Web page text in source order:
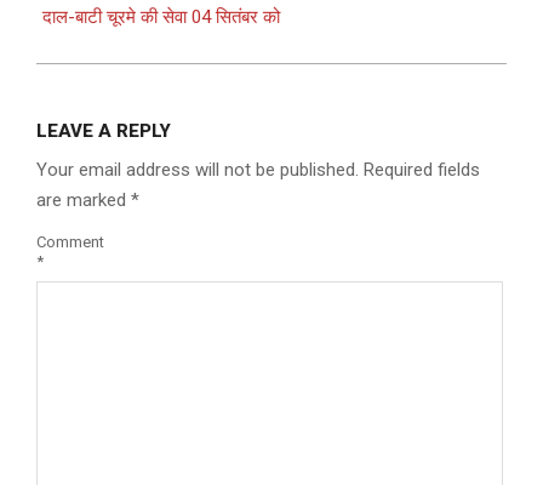
दाल-बाटी चूरमे की सेवा 04 सितंबर को
LEAVE A REPLY
Your email address will not be published. Required fields
are marked *
Comment
*